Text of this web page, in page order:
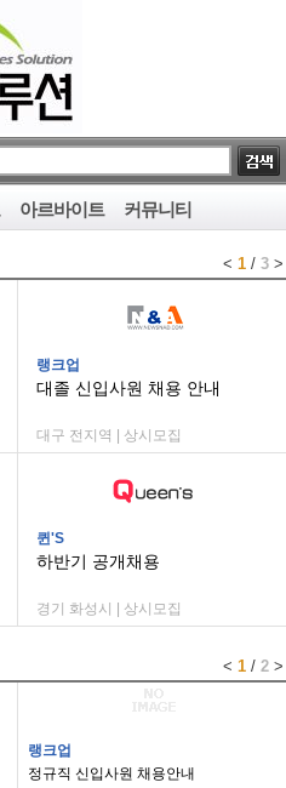
아르바이트 커뮤니티
< 1 / 3 >
랭크업
대졸 신입사원 채용 안내
대구 전지역 | 상시모집
퀸'S
하반기 공개채용
경기 화성시 | 상시모집
< 1 / 2 >
랭크업
정규직 신입사원 채용안내